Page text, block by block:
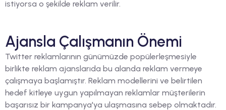
istiyorsa o şekilde reklam verilir.
Ajansla Çalışmanın Önemi
Twitter reklamlarının günümüzde popülerleşmesiyle
birlikte reklam ajanslarıda bu alanda reklam vermeye
çalışmaya başlamıştır. Reklam modellerini ve belirtilen
hedef kitleye uygun yapılmayan reklamlar müşterilerin
başarısız bir kampanya'ya ulaşmasına sebep olmaktadır.